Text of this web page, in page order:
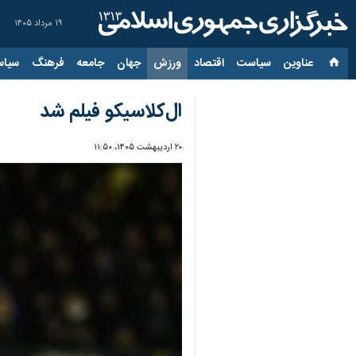
۱۹ مرداد ۱۴۰۵
عناوین‌ سیاست اقتصاد ورزش جهان جامعه فرهنگ
ال‌کلاسیکو فیلم شد
۲۰ اردیبهشت ۱۴۰۵، ۱۱:۵۰